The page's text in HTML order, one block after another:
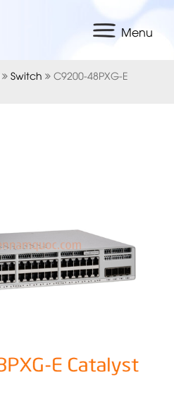
Menu
Switch
C9200-48PXG-E